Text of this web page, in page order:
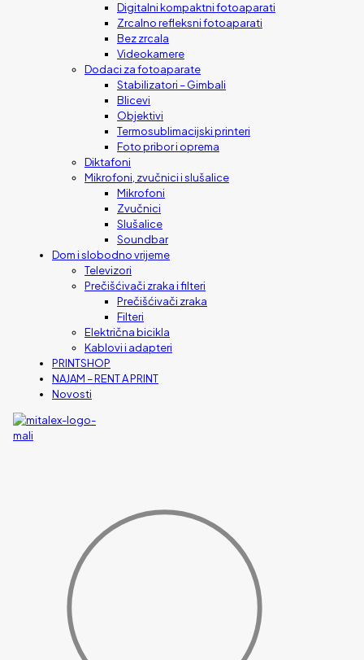
Digitalni kompaktni fotoaparati
Zrcalno refleksni fotoaparati
Bez zrcala
Videokamere
Dodaci za fotoaparate
Stabilizatori – Gimbali
Blicevi
Objektivi
Termosublimacijski printeri
Foto pribor i oprema
Diktafoni
Mikrofoni, zvučnici i slušalice
Mikrofoni
Zvučnici
Slušalice
Soundbar
Dom i slobodno vrijeme
Televizori
Prečišćivači zraka i filteri
Prečišćivači zraka
Filteri
Električna bicikla
Kablovi i adapteri
PRINTSHOP
NAJAM – RENT A PRINT
Novosti